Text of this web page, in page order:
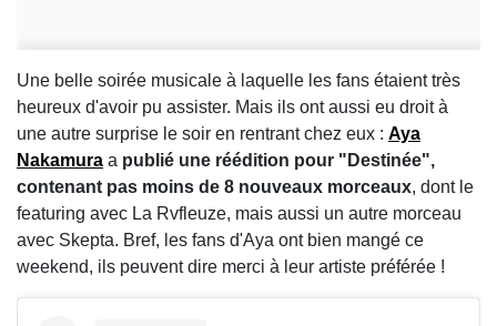
Une belle soirée musicale à laquelle les fans étaient très
heureux d'avoir pu assister. Mais ils ont aussi eu droit à
une autre surprise le soir en rentrant chez eux : Aya
Nakamura a publié une réédition pour "Destinée",
contenant pas moins de 8 nouveaux morceaux, dont le
featuring avec La Rvfleuze, mais aussi un autre morceau
avec Skepta. Bref, les fans d'Aya ont bien mangé ce
weekend, ils peuvent dire merci à leur artiste préférée !